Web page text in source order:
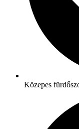
Közepes